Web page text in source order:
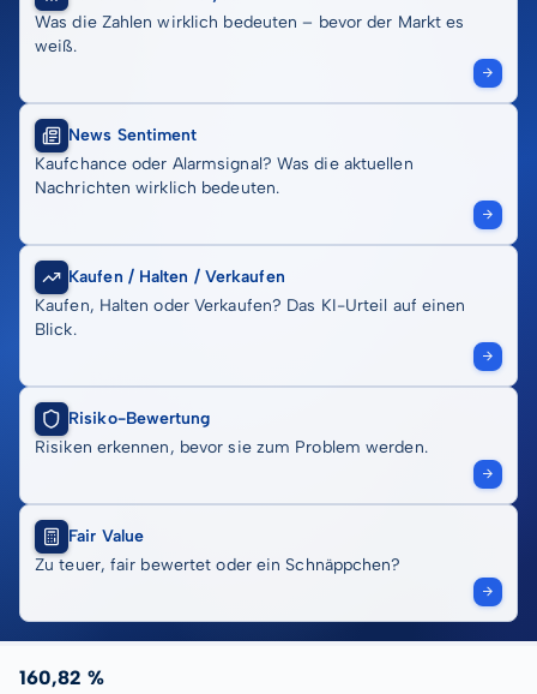
Was die Zahlen wirklich bedeuten – bevor der Markt es
weiß.
News Sentiment
Kaufchance oder Alarmsignal? Was die aktuellen
Nachrichten wirklich bedeuten.
Kaufen / Halten / Verkaufen
Kaufen, Halten oder Verkaufen? Das KI-Urteil auf einen
Blick.
Risiko-Bewertung
Risiken erkennen, bevor sie zum Problem werden.
Fair Value
Zu teuer, fair bewertet oder ein Schnäppchen?
160,82 %